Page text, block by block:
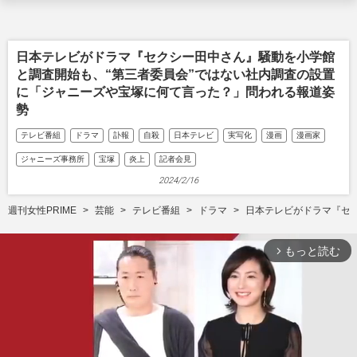
日本テレビがドラマ『セクシー田中さん』騒動を小学館
と調査開始も、“第三者委員会”ではない社内調査の設置
に「ジャニーズや宝塚に何て言った？」問われる報道姿
勢
テレビ番組 ドラマ 訃報 自殺 日本テレビ 実写化 漫画 漫画家
ジャニーズ事務所 宝塚 炎上 記者会見
2024/2/16
週刊女性PRIME 芸能 テレビ番組 ドラマ 日本テレビがドラマ『セ
arrow_forward_ios もっと読む